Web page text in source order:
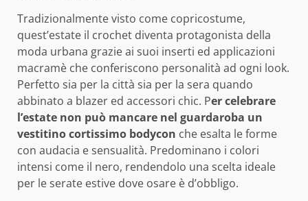
Tradizionalmente visto come copricostume,
quest’estate il crochet diventa protagonista della
moda urbana grazie ai suoi inserti ed applicazioni
macramè che conferiscono personalità ad ogni look.
Perfetto sia per la città sia per la sera quando
abbinato a blazer ed accessori chic. Per celebrare
l’estate non può mancare nel guardaroba un
vestitino cortissimo bodycon che esalta le forme
con audacia e sensualità. Predominano i colori
intensi come il nero, rendendolo una scelta ideale
per le serate estive dove osare è d’obbligo.